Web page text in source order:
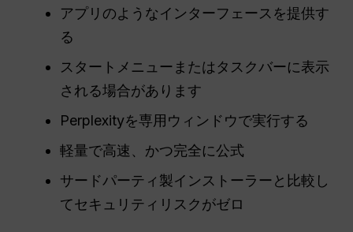
アプリのようなインターフェースを提供す
る
スタートメニューまたはタスクバーに表示
される場合があります
Perplexityを専用ウィンドウで実行する
軽量で高速、かつ完全に公式
サードパーティ製インストーラーと比較し
てセキュリティリスクがゼロ